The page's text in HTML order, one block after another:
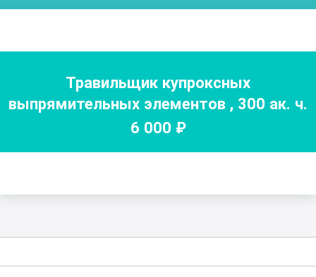
Травильщик купроксных
выпрямительных элементов , 300 ак. ч.
6 000 ₽